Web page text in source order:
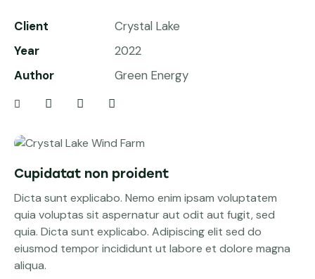
Client
Crystal Lake
Year
2022
Author
Green Energy
Cupidatat non proident
Dicta sunt explicabo. Nemo enim ipsam voluptatem
quia voluptas sit aspernatur aut odit aut fugit, sed
quia. Dicta sunt explicabo. Adipiscing elit sed do
eiusmod tempor incididunt ut labore et dolore magna
aliqua.